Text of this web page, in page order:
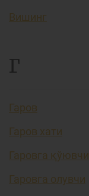
Вишинг
Г
Гаров
Гаров хати
Гаровга қўювчи
Гаровга олувчи